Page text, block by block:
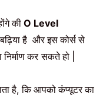
की O Level
है और इस कोर्स से
कर सकते हो
है,कि आपको कंप्यूटर का